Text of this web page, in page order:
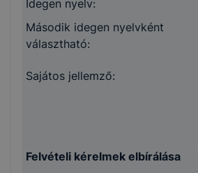
Idegen nyelv:
Második idegen nyelvként
választható:
Sajátos jellemző:
Felvételi kérelmek elbírálása